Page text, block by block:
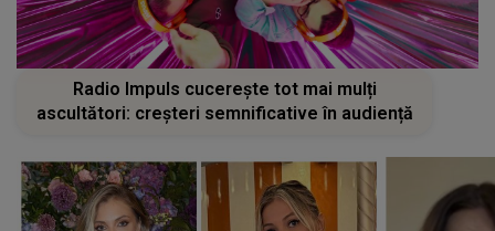
Radio Impuls cucerește tot mai mulți
ascultători: creșteri semnificative în audiență